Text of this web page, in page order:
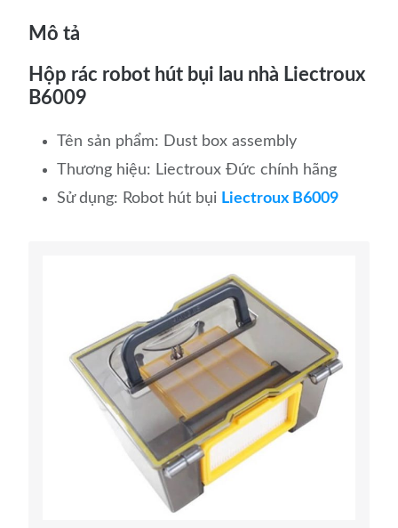
Mô tả
Hộp rác robot hút bụi lau nhà Liectroux
B6009
Tên sản phẩm: Dust box assembly
Thương hiệu: Liectroux Đức chính hãng
Sử dụng: Robot hút bụi Liectroux B6009